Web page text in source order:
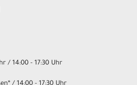
/ 14:00 - 17:30 Uhr